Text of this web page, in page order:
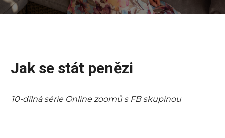
Jak se stát penězi
10-dílná série Online zoomů s FB skupinou